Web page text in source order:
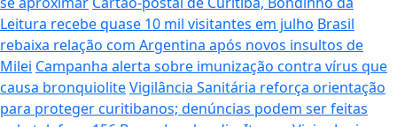
Leitura recebe quase 10 mil visitantes em julho Brasil
rebaixa relação com Argentina após novos insultos de
Milei Campanha alerta sobre imunização contra vírus que
causa bronquioliteVigilância Sanitária reforça orientação
para proteger curitibanos; denúncias podem ser feitas